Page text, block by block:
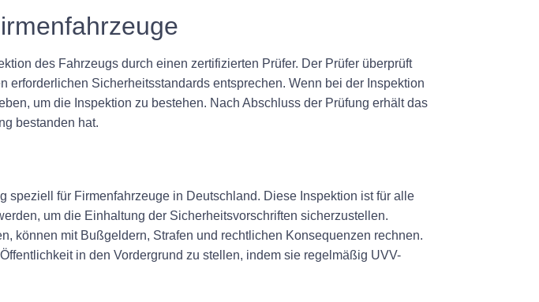
des Fahrzeugs durch einen zertifizierten Prüfer. Der Prüfer überprüft
Sicherheitsstandards entsprechen. Wenn bei der Inspektion
um die Inspektion zu bestehen. Nach Abschluss der Prüfung erhält das
bestanden hat.
für Firmenfahrzeuge in Deutschland. Diese Inspektion ist für alle
um die Einhaltung der Sicherheitsvorschriften sicherzustellen.
können mit Bußgeldern, Strafen und rechtlichen Konsequenzen rechnen.
in den Vordergrund zu stellen, indem sie regelmäßig UVV-